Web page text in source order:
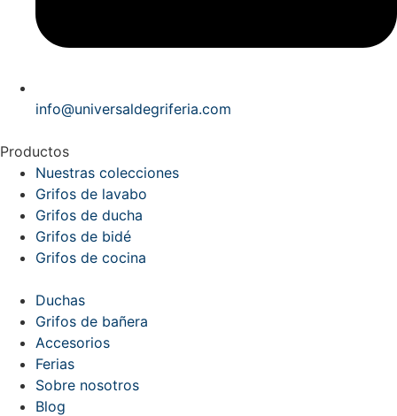
info@universaldegriferia.com
Productos
Nuestras colecciones
Grifos de lavabo
Grifos de ducha
Grifos de bidé
Grifos de cocina
Duchas
Grifos de bañera
Accesorios
Ferias
Sobre nosotros
Blog